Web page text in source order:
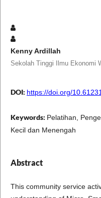
Kenny Ardillah
Sekolah Tinggi Ilmu Ekonomi
DOI: https://doi.org/
Keywords: Pelatihan,
Kecil dan Menengah
Abstract
This community service